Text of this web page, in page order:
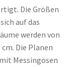
Die Größen
auf das
werden von
Die Planen
Messingösen